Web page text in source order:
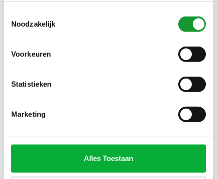
Noodzakelijk
Voorkeuren
Statistieken
Marketing
Alles Toestaan
FYNCH HATTON POLO
PIQUE KATOEN
€49,00
FYNCH HATTON WIT
BUTTON DOWN
€59,00